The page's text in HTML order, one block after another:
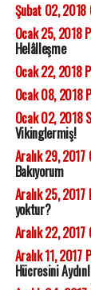
Şubat 02, 2018
Ocak 25, 2018
Helâlleşme
Ocak 22, 2018
Ocak 08, 2018
Ocak 02, 2018
Vikinglermiş!
Aralık 29, 2017
Bakıyorum
Aralık 25, 2017
yoktur?
Aralık 22, 2017
Aralık 11, 2017
Hücresini